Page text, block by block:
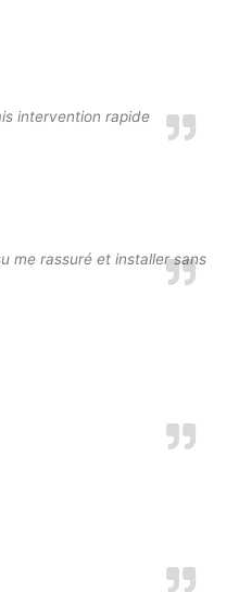
intervention rapide
me rassuré et installer sans